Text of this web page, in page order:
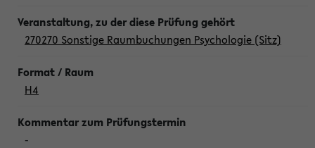
270270 Sonstige Raumbuchungen Psychologie (Sitz)
H4
-